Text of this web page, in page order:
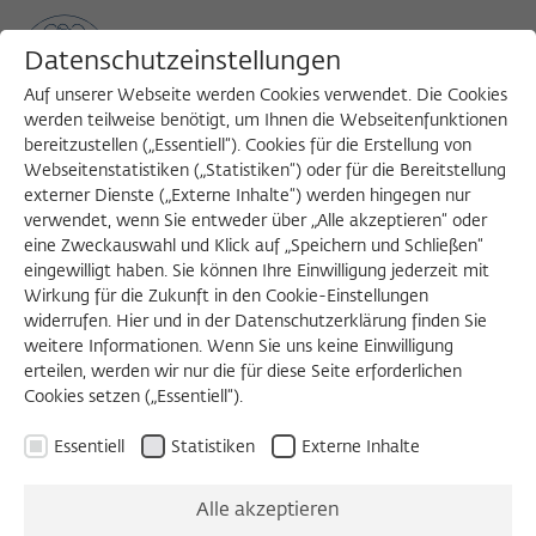
MENU
Search
Datenschutzeinstellungen
Auf unserer Webseite werden Cookies verwendet. Die Cookies
werden teilweise benötigt, um Ihnen die Webseitenfunktionen
bereitzustellen („Essentiell“). Cookies für die Erstellung von
Webseitenstatistiken („Statistiken“) oder für die Bereitstellung
externer Dienste („Externe Inhalte“) werden hingegen nur
verwendet, wenn Sie entweder über „Alle akzeptieren“ oder
eine Zweckauswahl und Klick auf „Speichern und Schließen“
eingewilligt haben. Sie können Ihre Einwilligung jederzeit mit
Wirkung für die Zukunft in den Cookie-Einstellungen
widerrufen. Hier und in der Datenschutzerklärung finden Sie
weitere Informationen. Wenn Sie uns keine Einwilligung
erteilen, werden wir nur die für diese Seite erforderlichen
Cookies setzen („Essentiell“).
Essentiell Statistiken Externe Inhalte
Alle akzeptieren